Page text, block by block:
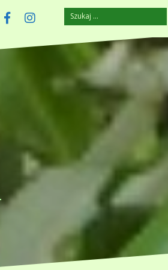
Instagram
szczuplejemy.pl
Szukaj: